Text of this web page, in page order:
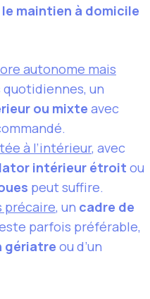
maintien à domicile
autonome mais
quotidiennes, un
ou mixte avec
à l’intérieur, avec
intérieur étroit ou
peut suffire.
précaire, un cadre de
parfois préférable,
gériatre ou d’un